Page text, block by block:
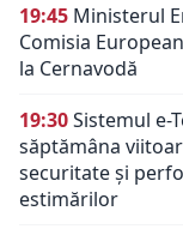
19:45 Ministerul
Comisia
la Cernavodă
19:30Sistemul e-
săptămâna
securitate și
estimărilor